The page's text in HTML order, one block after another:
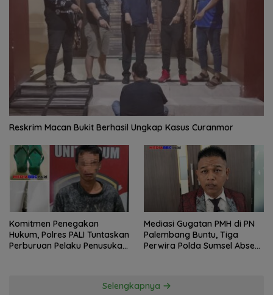
Reskrim Macan Bukit Berhasil Ungkap Kasus Curanmor
Komitmen Penegakan
Hukum, Polres PALI Tuntaskan
Perburuan Pelaku Penusukan
Mediasi Gugatan PMH di PN
Palembang Buntu, Tiga
Perwira Polda Sumsel Absen,
Selengkapnya